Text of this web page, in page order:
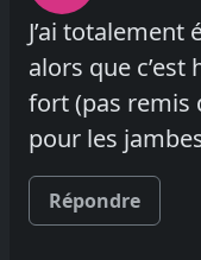
J’ai totalement
alors que
fort (pas remis
pour les
Répondre